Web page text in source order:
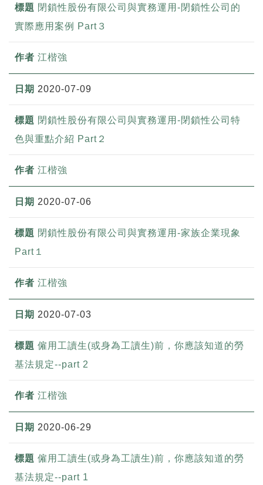
閉鎖性股份有限公司與實務運用-閉鎖性公司的
實際應用案例 Part３
江楷強
2020-07-09
閉鎖性股份有限公司與實務運用-閉鎖性公司特
色與重點介紹 Part２
江楷強
2020-07-06
閉鎖性股份有限公司與實務運用-家族企業現象
Part１
江楷強
2020-07-03
僱用工讀生(或身為工讀生)前，你應該知道的勞
基法規定--part 2
江楷強
2020-06-29
僱用工讀生(或身為工讀生)前，你應該知道的勞
基法規定--part 1